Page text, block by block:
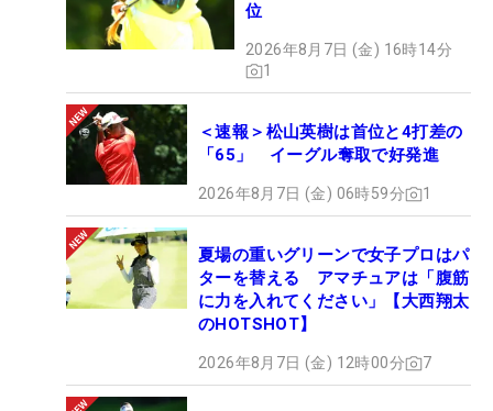
位
2026年8月7日 (金) 16時14分
1
＜速報＞松山英樹は首位と4打差の
「65」 イーグル奪取で好発進
2026年8月7日 (金) 06時59分 1
夏場の重いグリーンで女子プロはパ
ターを替える アマチュアは「腹筋
に力を入れてください」【大西翔太
のHOTSHOT】
2026年8月7日 (金) 12時00分 7